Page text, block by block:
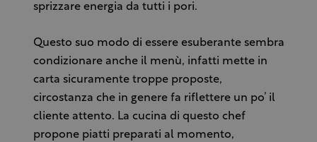
sprizzare energia da tutti i pori.
Questo suo modo di essere esuberante sembra
condizionare anche il menù, infatti mette in
carta sicuramente troppe proposte,
circostanza che in genere fa riflettere un po’ il
cliente attento. La cucina di questo chef
propone piatti preparati al momento,